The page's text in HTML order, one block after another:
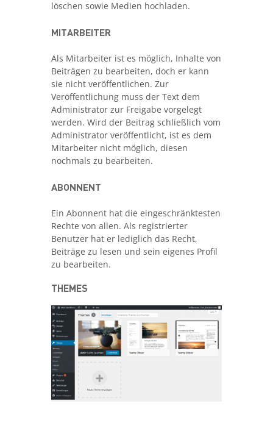
löschen sowie Medien hochladen.
MITARBEITER
Als Mitarbeiter ist es möglich, Inhalte von
Beiträgen zu bearbeiten, doch er kann
sie nicht veröffentlichen. Zur
Veröffentlichung muss der Text dem
Administrator zur Freigabe vorgelegt
werden. Wird der Beitrag schließlich vom
Administrator veröffentlicht, ist es dem
Mitarbeiter nicht möglich, diesen
nochmals zu bearbeiten.
ABONNENT
Ein Abonnent hat die eingeschränktesten
Rechte von allen. Als registrierter
Benutzer hat er lediglich das Recht,
Beiträge zu lesen und sein eigenes Profil
zu bearbeiten.
THEMES